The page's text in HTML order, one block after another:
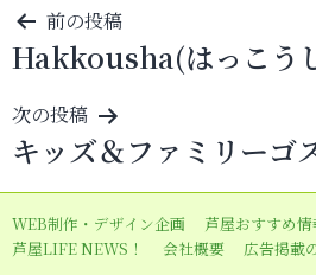
投
稿
ナ
ビ
ゲ
ー
シ
前の投稿
Hakkousha(はっこう
次の投稿
キッズ＆ファミリーゴ
WEB制作・デザイン企画 芦屋おすすめ
芦屋LIFE NEWS！
会社概要 広告掲載